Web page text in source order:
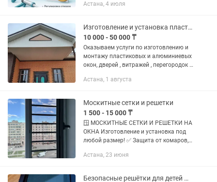
Антикошка. Антипыль -Замена
Замена стеклопакетов ...
Астана, 4 июля
Изготовление и установка пластиковых окон, балконов, дверей.
10 000 - 50 000 ₸
Оказываем услуги по изготовлению и
монтажу пластиковых и алюминиевых
окон, дверей , витражей , перегородок и
металла пластика и алюминия. А
Астана, 1 августа
Москитные сетки и решетки
1 500 - 15 000 ₸
🪟 МОСКИТНЫЕ СЕТКИ И РЕШЕТКИ НА
ОКНА Изготовление и установка под
любой размер! ✅ Защита от комаров,
безопасности ✅ Аккуратная и быстрая
Астана, 23 июня
Безопасные решётки для детей Москитные сетки Астана